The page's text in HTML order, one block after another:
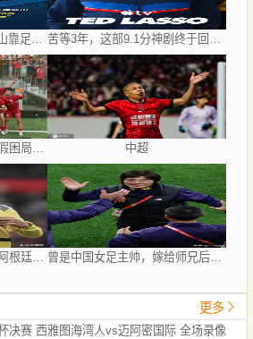
中超
8月8日：从法甲到德甲，阿根廷世界杯国脚梅迪纳2500万欧转会勒沃库森 曾是中国女足主帅，嫁给师兄后丁克至今，如今丈夫是上海女足领队
更多
决赛 西雅图海湾人vs迈阿密国际 全场录像